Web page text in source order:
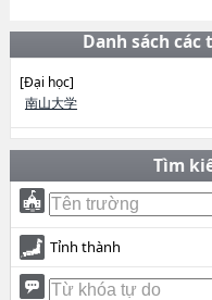
Danh sách
[Đại học]
南山大学
Tìm
Tỉnh thành